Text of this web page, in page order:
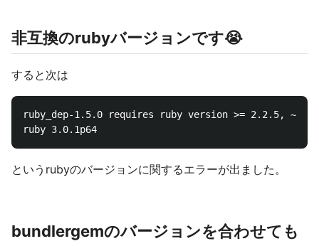
非互換のrubyバージョンです😭
すると次は
ruby_dep-1.5.0 requires ruby version >= 2.2.5,
というrubyのバージョンに関するエラーが出ました。
bundlergemのバージョンを合わせても